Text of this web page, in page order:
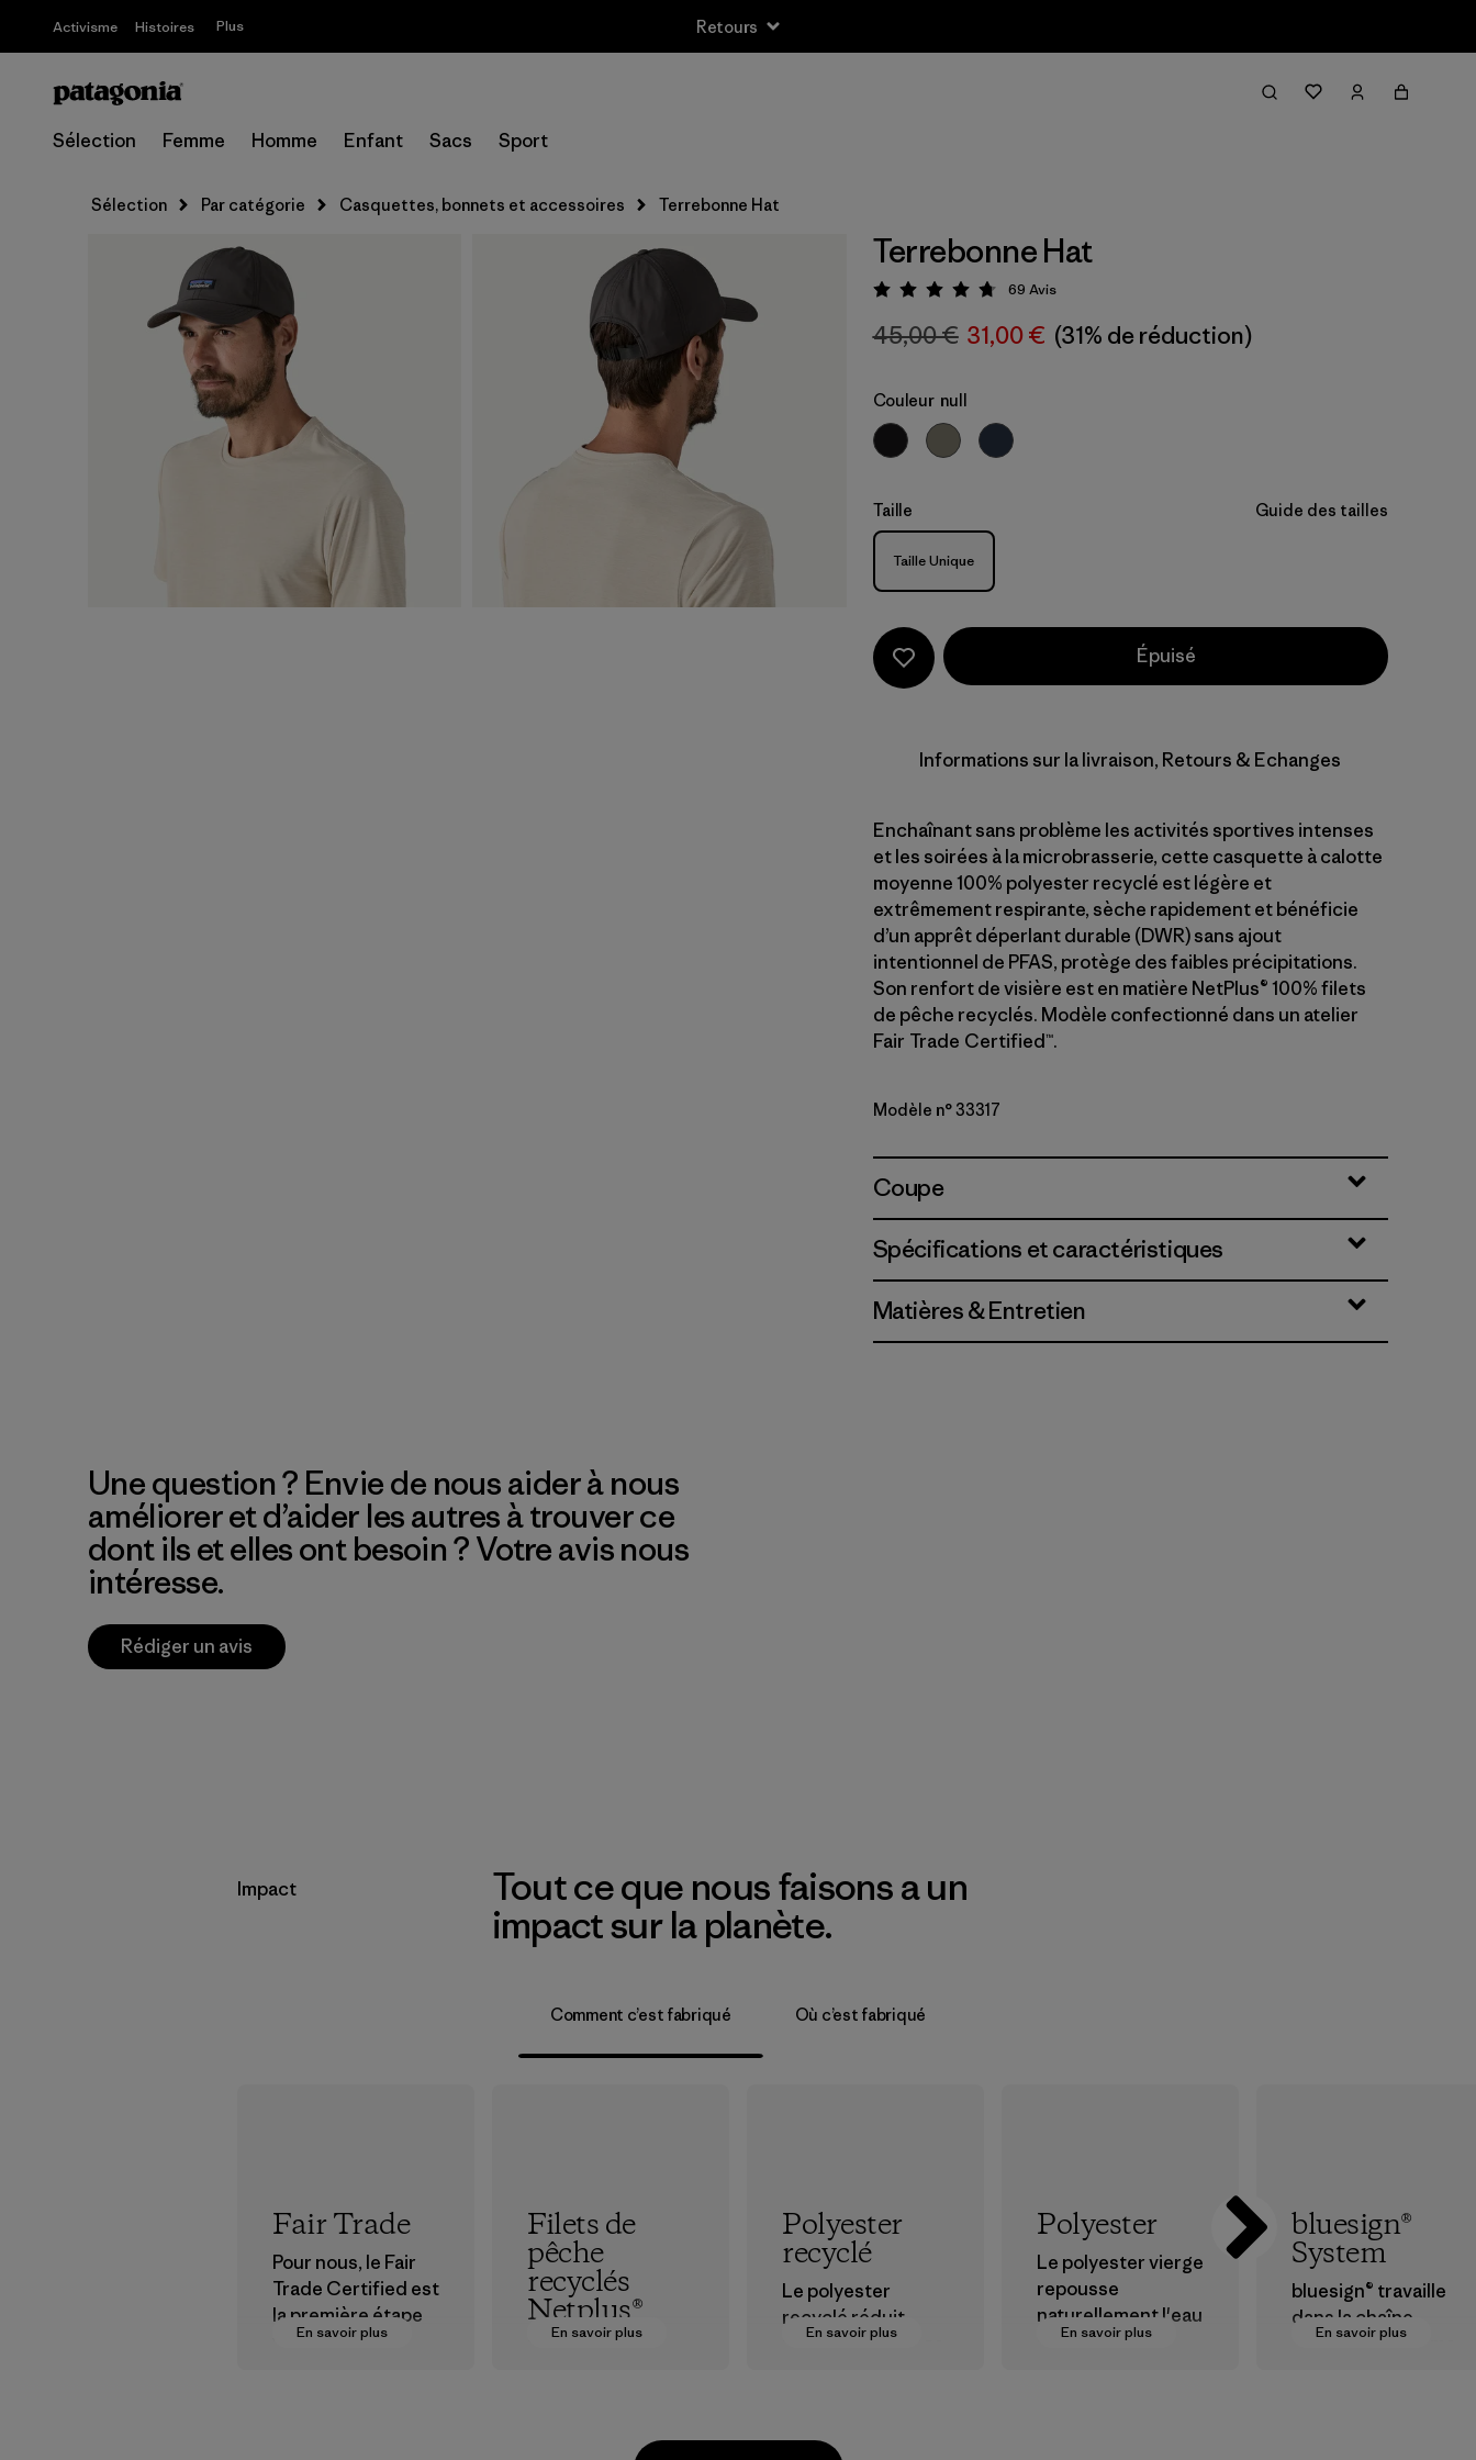
Activisme Histoires Plus Retours
Sélection Femme Homme Enfant Sacs Sport
Sélection Par catégorie Casquettes, bonnets et accessoires Terrebonne Hat
Terrebonne Hat
Évaluation: 4.8 / 5
69 Avis
45,00 € 31,00 € (31% de réduction)
Couleur null
Taille Guide des tailles
Taille
Taille Unique
Épuisé
Informations sur la livraison, Retours & Echanges
Enchaînant sans problème les activités sportives intenses
et les soirées à la microbrasserie, cette casquette à calotte
moyenne 100% polyester recyclé est légère et
extrêmement respirante, sèche rapidement et bénéficie
d’un apprêt déperlant durable (DWR) sans ajout
intentionnel de PFAS, protège des faibles précipitations.
Son renfort de visière est en matière NetPlus® 100% filets
de pêche recyclés. Modèle confectionné dans un atelier
Fair Trade Certified™.
Modèle n° 33317
Coupe
Spécifications et caractéristiques
Matières & Entretien
Une question ? Envie de nous aider à nous
améliorer et d’aider les autres à trouver ce
dont ils et elles ont besoin ? Votre avis nous
intéresse.
Rédiger un avis
Impact
Tout ce que nous faisons a un
impact sur la planète.
Comment c’est fabriqué Où c’est fabriqué
En savoir plus
Fair Trade
Pour nous, le Fair
Trade Certified est
la première étape
vers des
En savoir plus
Filets de
pêche
recyclés
Netplus®
Le matériau
pêche usagés
En savoir plus
Polyester
recyclé
Le polyester
recyclé réduit
notre dépendance
En savoir plus
Polyester
Le polyester vierge
repousse
naturellement l'eau
et est très
En savoir plus
bluesign®
System
bluesign® travaille
dans la chaîne
d’approvisionneme